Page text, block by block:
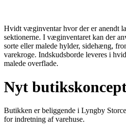
Hvidt væginventar hvor der er anendt
sektionerne. I væginventaret kan der
sorte eller malede hylder, sidehæng,
varekroge. Indskudsborde leveres i
malede overflade.
Nyt
Butikken er beliggende i Lyngby
for indretning af varehuse.